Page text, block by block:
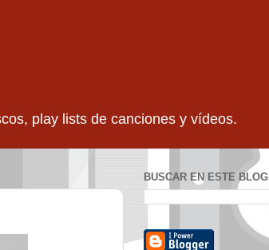
play lists de canciones y vídeos.
BUSCAR EN ESTE BLOG